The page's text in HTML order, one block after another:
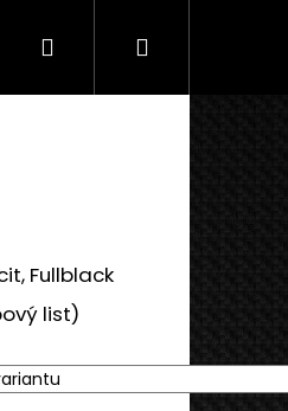
PřihlášeníNákupní
Fullblack
list)